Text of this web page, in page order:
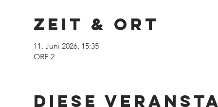
Zeit & Ort
11. Juni 2026, 15:35
ORF 2
Diese